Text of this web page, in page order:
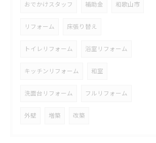
おでかけスタッフ 補助金 和歌山市
リフォーム 床張り替え
トイレリフォーム 浴室リフォーム
キッチンリフォーム 和室
洗面台リフォーム フルリフォーム
外壁 増築 改築